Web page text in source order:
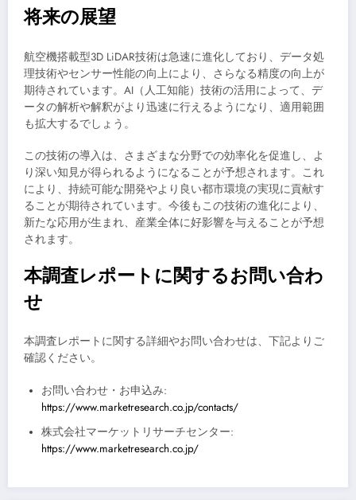
将来の展望
航空機搭載型3D LiDAR技術は急速に進化しており、データ処
理技術やセンサー性能の向上により、さらなる精度の向上が
期待されています。AI（人工知能）技術の活用によって、デ
ータの解析や解釈がより迅速に行えるようになり、適用範囲
も拡大するでしょう。
この技術の導入は、さまざまな分野での効率化を促進し、よ
り深い知見が得られるようになることが予想されます。これ
により、持続可能な開発やより良い都市環境の実現に貢献す
ることが期待されています。今後もこの技術の進化により、
新たな応用が生まれ、産業全体に好影響を与えることが予想
されます。
本調査レポートに関するお問い合わ
せ
本調査レポートに関する詳細やお問い合わせは、下記よりご
確認ください。
お問い合わせ・お申込み:
https://www.marketresearch.co.jp/contacts/
株式会社マーケットリサーチセンター:
https://www.marketresearch.co.jp/